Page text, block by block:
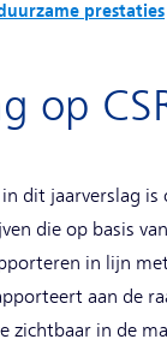
prestaties
op
dit jaarverslag is
die op basis
in lijn
aan de
zichtbaar in de